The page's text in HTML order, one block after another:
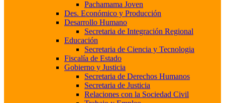
Pachamama Joven
Des. Económico y Producción
Desarrollo Humano
Secretaria de Integración Regional
Educación
Secretaria de Ciencia y Tecnologia
Fiscalía de Estado
Gobierno y Justicia
Secretaria de Derechos Humanos
Secretaria de Justicia
Relaciones con la Sociedad Civil